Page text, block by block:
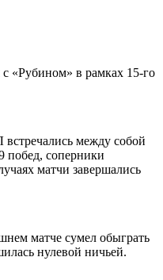
«Рубином» в рамках 15-го
между собой
побед, соперники
матчи завершались
матче сумел обыграть
нулевой ничьей.